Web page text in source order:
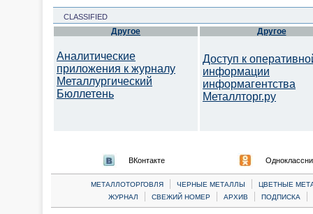
CLASSIFIED
Другое
Аналитические
приложения к журналу
Металлургический
Бюллетень
Другое
Доступ к
информации
информагентства
Металлторг.ру
ВКонтакте
МЕТАЛЛОТОРГОВЛЯ | ЧЕРНЫЕ МЕТАЛЛЫ |
ЦВЕТНЫЕ
ЖУРНАЛ
| СВЕЖИЙ НОМЕР | АРХИВ | ПОДПИСКА |